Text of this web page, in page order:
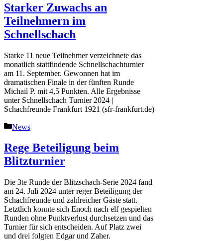
Starker Zuwachs an
Teilnehmern im
Schnellschach
Starke 11 neue Teilnehmer verzeichnete das
monatlich stattfindende Schnellschachturnier
am 11. September. Gewonnen hat im
dramatischen Finale in der fünften Runde
Michail P. mit 4,5 Punkten. Alle Ergebnisse
unter Schnellschach Turnier 2024 |
Schachfreunde Frankfurt 1921 (sfr-frankfurt.de)
Kategorien
News
Rege Beteiligung beim
Blitzturnier
Die 3te Runde der Blitzschach-Serie 2024 fand
am 24. Juli 2024 unter reger Beteiligung der
Schachfreunde und zahlreicher Gäste statt.
Letztlich konnte sich Enoch nach elf gespielten
Runden ohne Punktverlust durchsetzen und das
Turnier für sich entscheiden. Auf Platz zwei
und drei folgten Edgar und Zaher.